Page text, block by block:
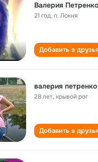
Валерия Петренко
21 год,п. Локня
Добавить в
валерия петренко
28 лет,крывой рог
Добавить в